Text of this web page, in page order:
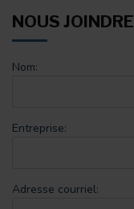
NOUS JOINDRE
Nom:
Entreprise:
Adresse courriel: